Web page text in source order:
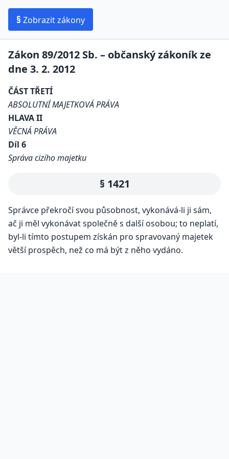
§ Zobrazit zákony
Zákon 89/2012 Sb. – občanský zákoník ze
dne 3. 2. 2012
ČÁST TŘETÍ
ABSOLUTNÍ MAJETKOVÁ PRÁVA
HLAVA II
VĚCNÁ PRÁVA
Díl 6
Správa cizího majetku
§ 1421
Správce překročí svou působnost, vykonává-li ji sám,
ač ji měl vykonávat společně s další osobou; to neplatí,
byl-li tímto postupem získán pro spravovaný majetek
větší prospěch, než co má být z něho vydáno.